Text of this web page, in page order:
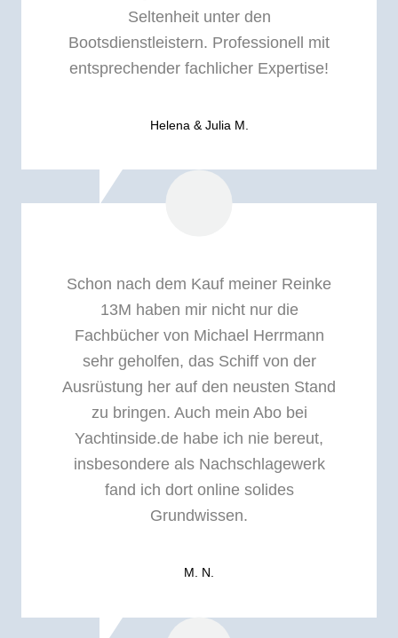
Seltenheit unter den
Bootsdienstleistern. Professionell mit
entsprechender fachlicher Expertise!
Helena & Julia M.
Schon nach dem Kauf meiner Reinke
13M haben mir nicht nur die
Fachbücher von Michael Herrmann
sehr geholfen, das Schiff von der
Ausrüstung her auf den neusten Stand
zu bringen. Auch mein Abo bei
Yachtinside.de habe ich nie bereut,
insbesondere als Nachschlagewerk
fand ich dort online solides
Grundwissen.
M. N.